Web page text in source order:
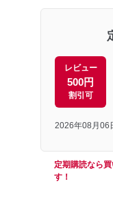
レビュー
500円
割引可
2026年08月06
定期購読なら
す！